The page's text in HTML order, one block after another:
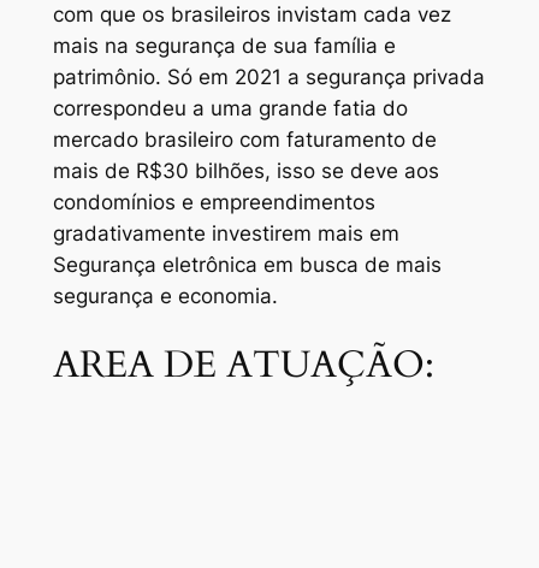
com que os brasileiros invistam cada vez
mais na segurança de sua família e
patrimônio. Só em 2021 a segurança privada
correspondeu a uma grande fatia do
mercado brasileiro com faturamento de
mais de R$30 bilhões, isso se deve aos
condomínios e empreendimentos
gradativamente investirem mais em
Segurança eletrônica em busca de mais
segurança e economia.
AREA DE ATUAÇÃO: